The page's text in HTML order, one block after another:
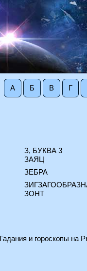
А Б В Г
З, БУКВА 3
ЗАЯЦ
ЗЕБРА
ЗОНТ
Гадания и гороскопы на